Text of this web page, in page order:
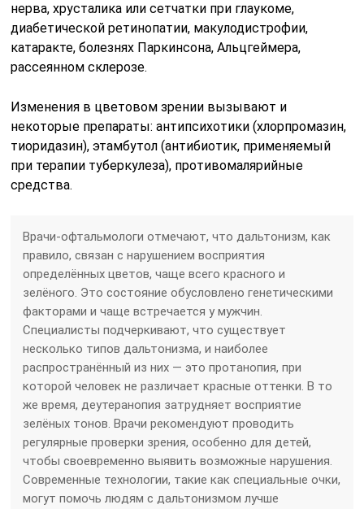
нерва, хрусталика или сетчатки при глаукоме,
диабетической ретинопатии, макулодистрофии,
катаракте, болезнях Паркинсона, Альцгеймера,
рассеянном склерозе.
Изменения в цветовом зрении вызывают и
некоторые препараты: антипсихотики (хлорпромазин,
тиоридазин), этамбутол (антибиотик, применяемый
при терапии туберкулеза), противомалярийные
средства.
Врачи-офтальмологи отмечают, что дальтонизм, как
правило, связан с нарушением восприятия
определённых цветов, чаще всего красного и
зелёного. Это состояние обусловлено генетическими
факторами и чаще встречается у мужчин.
Специалисты подчеркивают, что существует
несколько типов дальтонизма, и наиболее
распространённый из них — это протанопия, при
которой человек не различает красные оттенки. В то
же время, деутеранопия затрудняет восприятие
зелёных тонов. Врачи рекомендуют проводить
регулярные проверки зрения, особенно для детей,
чтобы своевременно выявить возможные нарушения.
Современные технологии, такие как специальные очки,
могут помочь людям с дальтонизмом лучше